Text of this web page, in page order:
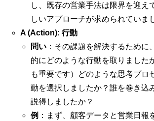
し、既存の営業手法は限界を迎え
しいアプローチが求められていま
A (Action): 行動
問い：その課題を解決するために
的にどのような行動を取りました
も重要です）どのような思考プロ
動を選択しましたか？誰を巻き込
説得しましたか？
例 ：まず、顧客データと営業日報